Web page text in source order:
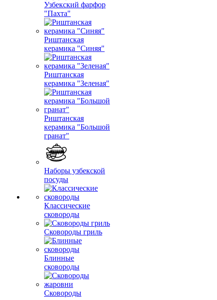
Узбекский фарфор
"Пахта"
Риштанская
керамика "Синяя"
Риштанская
керамика "Зеленая"
Риштанская
керамика "Большой
гранат"
Наборы узбекской
посуды
Классические
сковороды
Сковороды гриль
Блинные
сковороды
Сковороды